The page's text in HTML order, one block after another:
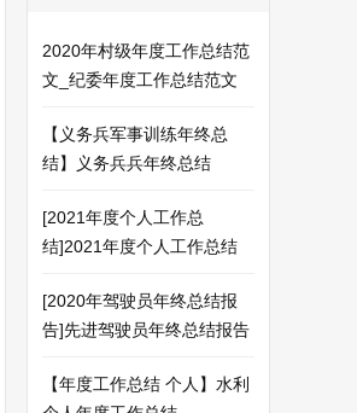
2020年村级年度工作总结范
文_纪委年度工作总结范文
【义务兵军事训练年终总
结】义务兵兵年终总结
[2021年度个人工作总
结]2021年度个人工作总结
[2020年驾驶员年终总结报
告]先进驾驶员年终总结报告
【年度工作总结 个人】水利